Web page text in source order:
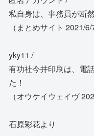
私自身は、事務員が断
（まとめサイト 2021/6/7
yky11 /
有功社今井印刷は、電
た！
（オウケイウェイヴ
石原彩花より